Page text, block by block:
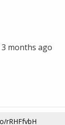
3 months ago